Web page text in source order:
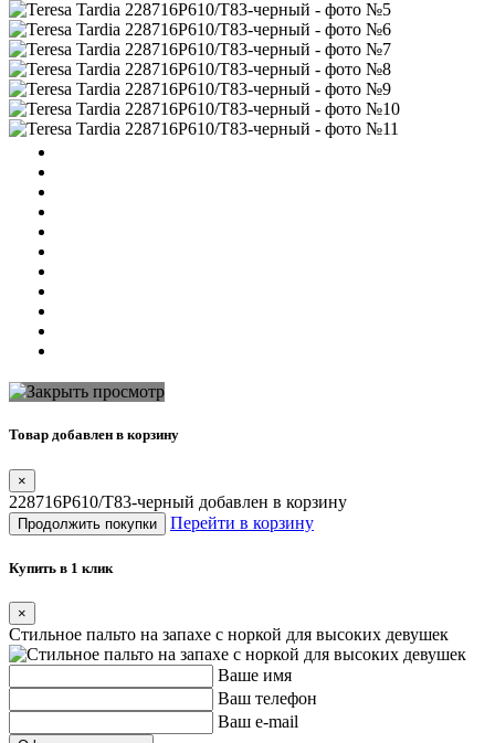
Товар добавлен в корзину
×
228716P610/T83-черный добавлен в корзину
Продолжить покупки Перейти в корзину
Купить в 1 клик
×
Стильное пальто на запахе с норкой для высоких девушек
Ваше имя
Ваш телефон
Ваш e-mail